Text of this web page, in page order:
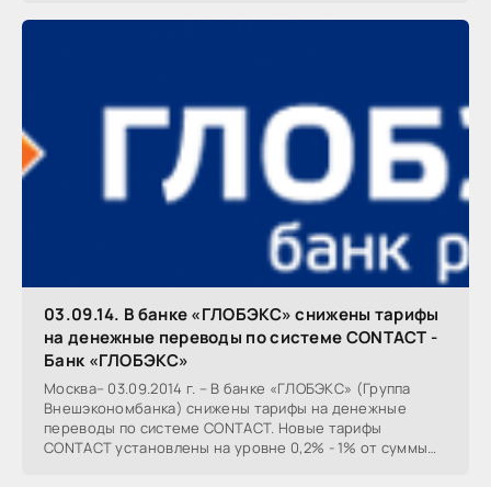
03.09.14. В банке «ГЛОБЭКС» снижены тарифы
на денежные переводы по системе CONTACT -
Банк «ГЛОБЭКС»
Москва– 03.09.2014 г. – В банке «ГЛОБЭКС» (Группа
Внешэкономбанка) снижены тарифы на денежные
переводы по системе CONTACT. Новые тарифы
CONTACT установлены на уровне 0,2% - 1% от суммы